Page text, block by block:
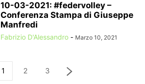
10-03-2021: #federvolley –
Conferenza Stampa di Giuseppe
Manfredi
Fabrizio D'Alessandro - Marzo 10, 2021
1 2 3